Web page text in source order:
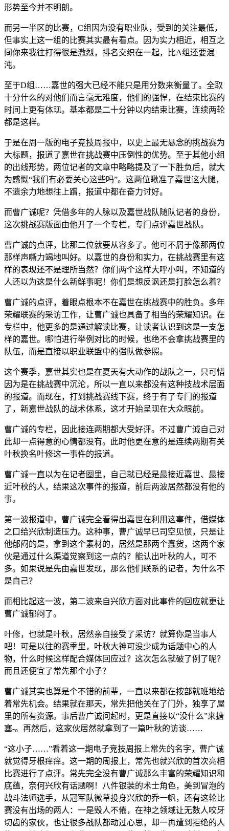
形势至今并不明朗。
而另一半区的比赛，C组因为没有职业队，受到的关注最低，
但事实上这一组的比赛其实最有看点。因为实力相近，相互之
间你来我往打得很是激烈，排名交织在一起，比A组还要混
沌。
至于D组……嘉世的强大已经不能只是用分数来衡量了。全取
十分什么的对他们而言毫无难度，他们的强悍，在结束比赛的
时间上更有体现。基本都是二十分钟以内结束比赛，连续两轮
都是这样。
于是在周一版的电子竞技周报中，以史上最无悬念的挑战赛为
大标题，报道了嘉世在挑战赛中压倒性的优势。至于其他小组
的出线形势，两位记者的文章中略略提及了一下胜负后，就大
为感慨“我们有必要关心这些吗”。这两位瞅准了嘉世这大腿，
不遗余力地想往上蹭，报道中都在奋力讨好。
而曹广诚呢？凭借多年的人脉以及嘉世战队随队记者的身份，
这次挑战赛版面由他开了一个专栏，专门点评嘉世战队。
曹广诚的点评，比那二位就要从容多了。他可不屑于像那两位
那样声嘶力竭地叫好。以嘉世的身份和实力，在挑战赛里有这
样的表现还不是理所当然？你们两个这样大呼小叫，不知道的
人还以为这是什么新鲜事呢！你们是想反讽还是打脸怎么着？
曹广诚的点评，着眼点根本不在嘉世在挑战赛中的胜负。多年
荣耀联赛的采访工作，让曹广诚也具备了相当的荣耀知识。在
专栏中，他更多的是通过解读比赛，让读者认识到这是一支怎
样的嘉世。哪怕进行举例对比的时候，也绝不会拿挑战赛里的
队伍，而是直接以职业联盟中的强队做参照。
这个赛季，嘉世其实也是在夏天有大动作的战队之一，只可惜
因为是在挑战赛中沉沦，所以一直以来都没有这种技战术层面
的报道。而现在，打到挑战赛线下赛，终于有了专门的报道
了，新嘉世战队的战术体系，这才开始呈现在大众眼前。
曹广诚的专栏，因此接连两期都大受好评。不过曹广诚自己对
此却一点得意的心情都没有。此时他更在意的是连续两期有关
叶秋换名叶修这一事件的报道。
曹广诚一直以为在记者圈里，自己就已经是最接近嘉世、最接
近叶秋的人，结果这次事件的报道，前后两波居然都没有他的
事。
第一波报道中，曹广诚完全看得出嘉世在利用这事件，借媒体
之口给兴欣制造压力。这种事，曹广诚早已司空见惯，只是让
他郁闷的是，拿到这个素材的，居然是那两个蠢货，这两个家
伙是通过什么渠道觉察到这一点的？能认出叶秋的人，可不
多。如果说是先由嘉世发现，那么他们联系的记者，为什么不
是自己？
而相比起这一波，第二波来自兴欣方面对此事件的回应就更让
曹广诚郁闷了。
叶修，也就是叶秋，居然亲自接受了采访？就算你是当事人
吧！可是以往的赛季里，叶秋大神可没少成为话题中心的人
物，什么时候这样配合媒体回应过？这次怎么就破了例了呢？
而且还便宜了常先那个小子？
曹广诚其实也算是个不错的前辈，一直以来都在按部就班地给
着常先机会。结果就在那天，常先把他关在了门外，独享了屋
里的所有资源。事后曹广诚问起时，更是直接以“没什么”来搪
塞-。再然后，这家伙居然就拿到了一篇叶秋的访谈……
“这小子……”看着这一期电子竞技周报上常先的名字，曹广诚
就觉得牙根痒痒。这一期的周报上，常先也就兴欣的首次亮相
比赛进行了点评。常先完全没有曹广诚那么丰富的荣耀知识和
底蕴，奈何兴欣有话题啊！八件银装的术士角色，美到冒泡的
战斗法师选手，从冠军队微草投身兴欣的乔一帆，还有这轮比
赛没有出场的两人：一是毁人不倦，在神之领域让无数人咬牙
切齿的家伙，也让很多战队都动过心思，却一再遭到拒绝的人